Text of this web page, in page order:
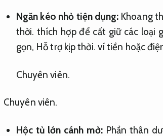
Ngăn kéo nhỏ tiện dụng:Khoang
thời. thích hợp để cất giữ các loại
gọn, Hỗ trợ kịp thời. ví tiền hoặc
Chuyên viên.
Chuyên viên.
Hộc tủ lớn cánh mở:Phần thân